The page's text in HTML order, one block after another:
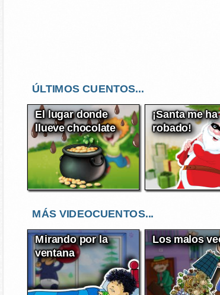
ÚLTIMOS CUENTOS...
El lugar donde
llueve chocolate
¡Santa me ha
robado!
MÁS VIDEOCUENTOS...
Mirando por la
ventana
Los malos